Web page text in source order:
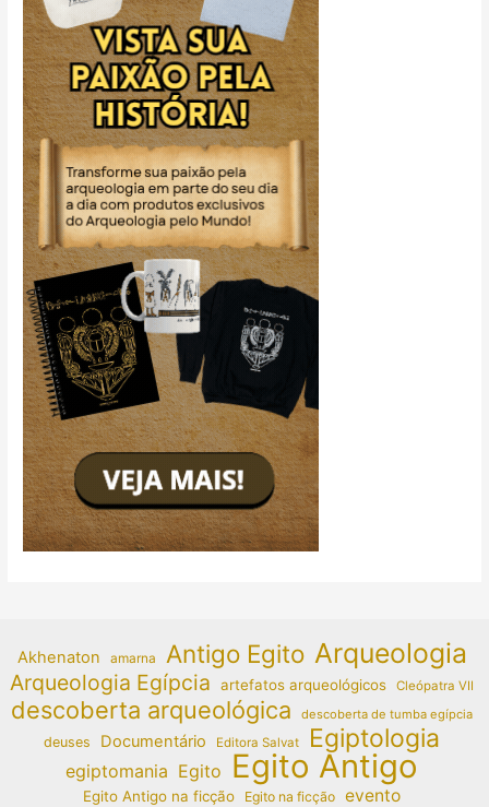
Akhenaton amarna Antigo Egito Arqueologia
Arqueologia Egípcia artefatos arqueológicos Cleópatra VII
descoberta arqueológica descoberta de tumba egípcia
deuses Documentário Editora Salvat Egiptologia
egiptomania Egito Egito Antigo
Egito Antigo na ficção Egito na ficção evento